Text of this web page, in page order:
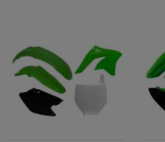
ENTRETIEN MOTO
ATELIER, PADDOCK, STAND
ANTIPARASITE NGK
BOUGIE NGK
FILTRE A AIR
FILTRE A HUILE
PLAQUETTE DE FREIN AVANT
PLAQUETTE DE FREIN ARRIERE
MAÎTRE CYLINDRE